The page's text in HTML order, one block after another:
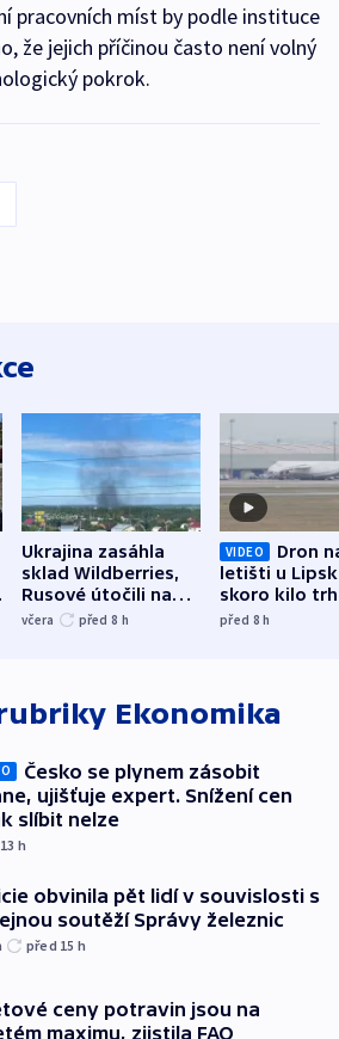
pracovních míst by podle instituce
že jejich příčinou často není volný
pokrok.
Ukrajina zasáhla
sklad Wildberries,
Rusové útočili na
trh, hasiče či
včera před 8 h
VIDEO
Dron
letišti u
skoro kilo
indicie
před 8h
Ekonomika
Česko se plynem zásobit
ujišťuje expert. Snížení cen
slíbit nelze
h
obvinila pět lidí v souvislosti s
soutěží Správy železnic
před 15 h
ceny potravin jsou na
maximu, zjistila FAO